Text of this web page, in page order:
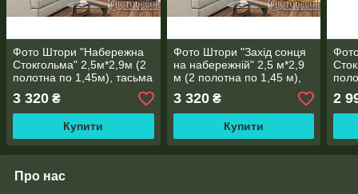
Фото Штори "Набережна
Стокгольма" 2,5м*2,9м (2
полотна по 1,45м), тасьма
3 320 ₴
Купити
Фото Штори "Захід сонця
на набережній" 2,5 м*2,9
м (2 полотна по 1,45 м),
3 320₴
Купити
2
Про нас